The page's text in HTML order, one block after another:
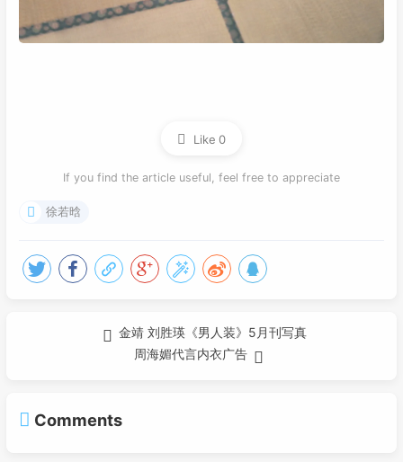
Like 0
If you find the article useful, feel free to appreciate
徐若晗
金靖 刘胜瑛《男人装》5月刊写真
周海媚代言内衣广告
Comments